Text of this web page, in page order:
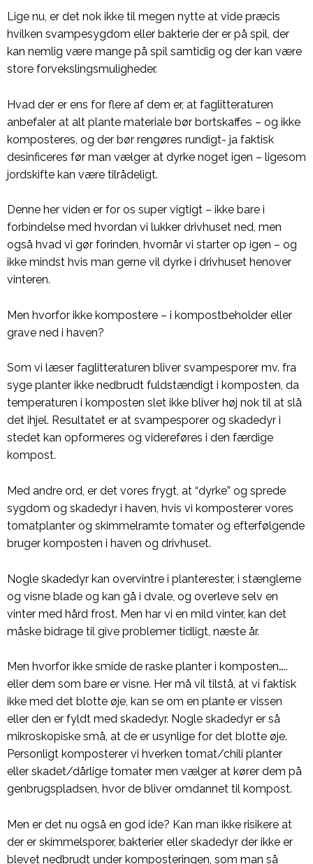
Lige nu, er det nok ikke til megen nytte at vide præcis
hvilken svampesygdom eller bakterie der er på spil, der
kan nemlig være mange på spil samtidig og der kan være
store forvekslingsmuligheder.
Hvad der er ens for flere af dem er, at faglitteraturen
anbefaler at alt plante materiale bør bortskaffes – og ikke
komposteres, og der bør rengøres rundigt- ja faktisk
desinficeres før man vælger at dyrke noget igen – ligesom
jordskifte kan være tilrådeligt.
Denne her viden er for os super vigtigt – ikke bare i
forbindelse med hvordan vi lukker drivhuset ned, men
også hvad vi gør forinden, hvornår vi starter op igen – og
ikke mindst hvis man gerne vil dyrke i drivhuset henover
vinteren.
Men hvorfor ikke kompostere – i kompostbeholder eller
grave ned i haven?
Som vi læser faglitteraturen bliver svampesporer mv. fra
syge planter ikke nedbrudt fuldstændigt i komposten, da
temperaturen i komposten slet ikke bliver høj nok til at slå
det ihjel. Resultatet er at svampesporer og skadedyr i
stedet kan opformeres og videreføres i den færdige
kompost.
Med andre ord, er det vores frygt, at “dyrke” og sprede
sygdom og skadedyr i haven, hvis vi komposterer vores
tomatplanter og skimmelramte tomater og efterfølgende
bruger komposten i haven og drivhuset.
Nogle skadedyr kan overvintre i planterester, i stænglerne
og visne blade og kan gå i dvale, og overleve selv en
vinter med hård frost. Men har vi en mild vinter, kan det
måske bidrage til give problemer tidligt, næste år.
Men hvorfor ikke smide de raske planter i komposten…..
eller dem som bare er visne. Her må vil tilstå, at vi faktisk
ikke med det blotte øje, kan se om en plante er vissen
eller den er fyldt med skadedyr. Nogle skadedyr er så
mikroskopiske små, at de er usynlige for det blotte øje.
Personligt komposterer vi hverken tomat/chili planter
eller skadet/dårlige tomater men vælger at kører dem på
genbrugspladsen, hvor de bliver omdannet til kompost.
Men er det nu også en god ide? Kan man ikke risikere at
der er skimmelsporer, bakterier eller skadedyr der ikke er
blevet nedbrudt under komposteringen, som man så